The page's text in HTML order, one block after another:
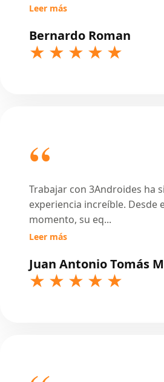
Bernardo Roman
Leer más
Juan Antonio Tomás
Trabajar con 3Androides ha
experiencia increíble. Desde
momento, su eq...
Leer más